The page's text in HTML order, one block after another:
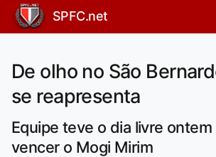
SPFC.net
De olho no São
se reapresenta
Equipe teve o dia livre
vencer o Mogi Mirim